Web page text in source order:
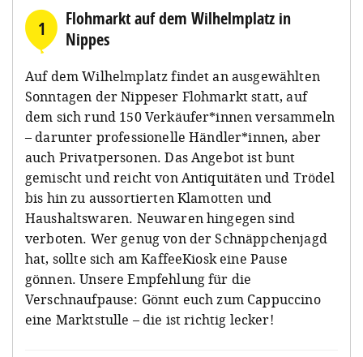
1
Flohmarkt auf dem Wilhelmplatz in
Nippes
Auf dem Wilhelmplatz findet an ausgewählten
Sonntagen der Nippeser Flohmarkt statt, auf
dem sich rund 150 Verkäufer*innen versammeln
– darunter professionelle Händler*innen, aber
auch Privatpersonen. Das Angebot ist bunt
gemischt und reicht von Antiquitäten und Trödel
bis hin zu aussortierten Klamotten und
Haushaltswaren. Neuwaren hingegen sind
verboten. Wer genug von der Schnäppchenjagd
hat, sollte sich am KaffeeKiosk eine Pause
gönnen. Unsere Empfehlung für die
Verschnaufpause: Gönnt euch zum Cappuccino
eine Marktstulle – die ist richtig lecker!